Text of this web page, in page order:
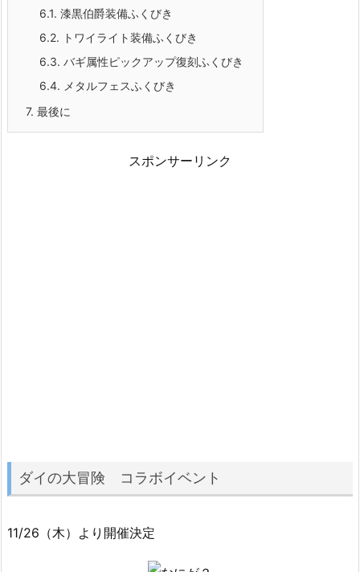
6.1. 漆黒伯爵装備ふくびき
6.2. トワイライト装備ふくびき
6.3. バギ属性ピックアップ復刻ふくびき
6.4. メタルフェスふくびき
7. 最後に
スポンサーリンク
ダイの大冒険 コラボイベント
11/26（木）より開催決定